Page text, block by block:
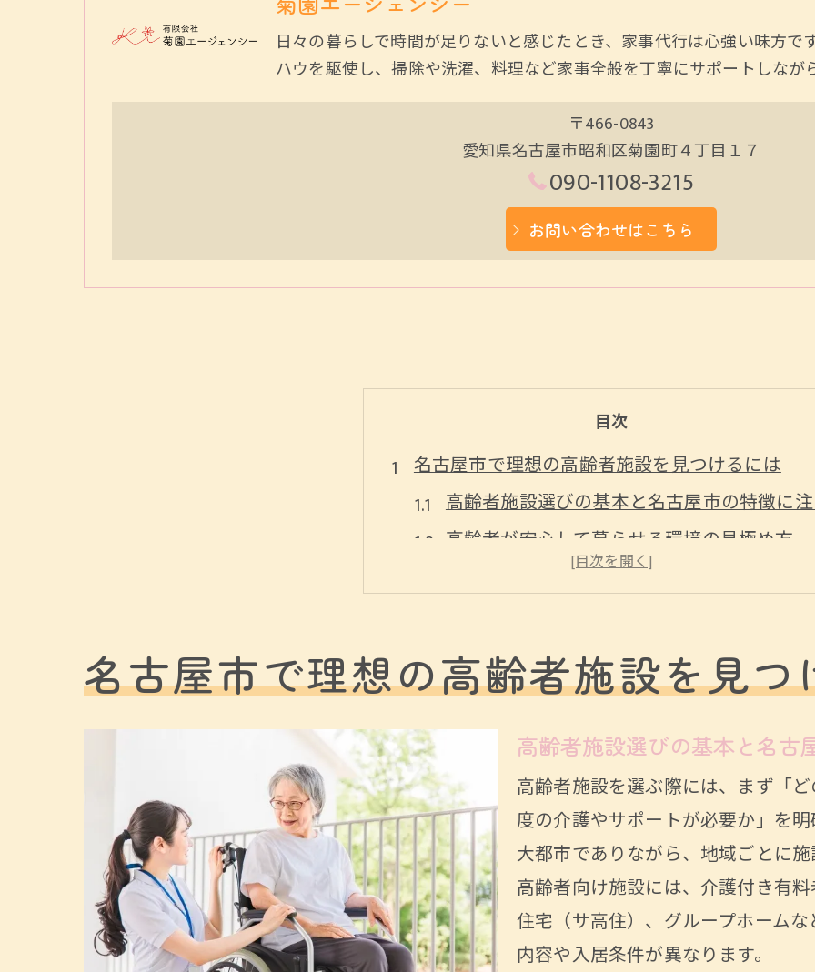
日々の暮らしで時間が足りないと感じたとき、家事代行は心強い味方で
ハウを駆使し、掃除や洗濯、料理など家事全般を丁寧にサポートしな
〒466-0843
愛知県名古屋市昭和区菊園町４丁目１７
090-1108-3215
お問い合わせはこちら
目次
名古屋市で理想の高齢者施設を見つけるには
高齢者施設選びの基本と名古屋市の特徴に
高齢者が安心して暮らせる環境の見極め方
名古屋市高齢者施設一覧の活用ポイント
高齢者向け施設の立地と周辺環境を比較する
愛知県で安心できる高齢者向け住まいの選び方
高齢者向け住まい選びに必要な条件とは
愛知県高齢者施設一覧を活用した情報収集術
高齢者のための費用比較と家計負担の目安
高齢者施設のサービス内容とメリットの理解
自立支援を重視した高齢者施設の探し方
高齢者施設ならではの見守り体制と暮らしのコ
高齢者施設の見守り体制の重要ポイント
名古屋市で理想の高齢者施設を見つ
高齢者施設選びの基本と名古
高齢者施設を選ぶ際には、まず「
度の介護やサポートが必要か」を
大都市でありながら、地域ごとに
高齢者向け施設には、介護付き有
住宅（サ高住）、グループホーム
内容や入居条件が異なります。